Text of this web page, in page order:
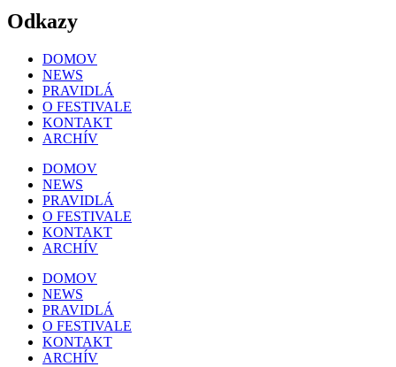
Odkazy
DOMOV
NEWS
PRAVIDLÁ
O FESTIVALE
KONTAKT
ARCHÍV
DOMOV
NEWS
PRAVIDLÁ
O FESTIVALE
KONTAKT
ARCHÍV
DOMOV
NEWS
PRAVIDLÁ
O FESTIVALE
KONTAKT
ARCHÍV